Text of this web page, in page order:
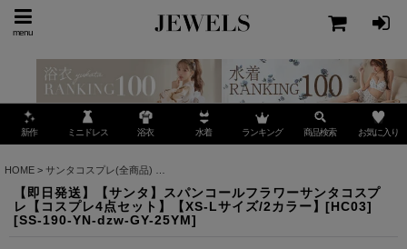
menu
新作 ミニドレス 浴衣 水着 ランキング 商品検索 お気に入り
HOME > サンタコスプレ(全商品)
【即日発送】【サンタ】スパンコールフラワーサンタコスプ
レ【コスプレ4点セット】【XS-Lサイズ/2カラー】[HC03]
[SS-190-YN-dzw-GY-25YM]